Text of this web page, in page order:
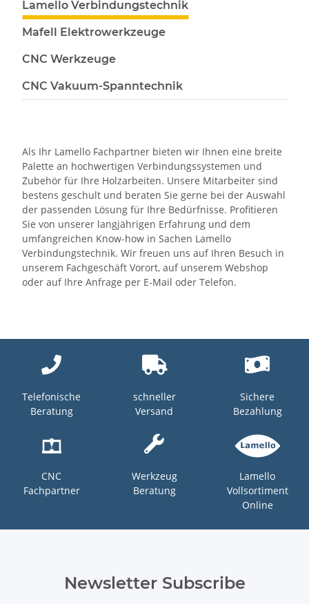
Lamello Verbindungstechnik
Mafell Elektrowerkzeuge
CNC Werkzeuge
CNC Vakuum-Spanntechnik
Als Ihr Lamello Fachpartner bieten wir Ihnen eine breite
Palette an hochwertigen Verbindungssystemen und
Zubehör für Ihre Holzarbeiten. Unsere Mitarbeiter sind
bestens geschult und beraten Sie gerne bei der Auswahl
der passenden Lösung für Ihre Bedürfnisse. Profitieren
Sie von unserer langjährigen Erfahrung und dem
umfangreichen Know-how in Sachen Lamello
Verbindungstechnik. Wir freuen uns auf Ihren Besuch in
unserem Fachgeschäft Vorort, auf unserem Webshop
oder auf Ihre Anfrage per E-Mail oder Telefon.
Telefonische
Beratung
schneller
Versand
Sichere
Bezahlung
CNC
Fachpartner
Werkzeug
Beratung
Lamello
Vollsortiment
Online
Newsletter Subscribe